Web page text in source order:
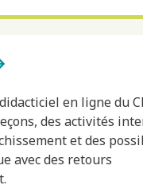
en ligne du
des activités
et des
avec des retours